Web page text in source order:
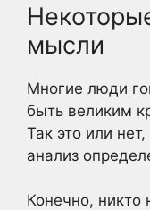
мысли
Многие люди
быть великим
Так это или
анализ
Конечно, никто